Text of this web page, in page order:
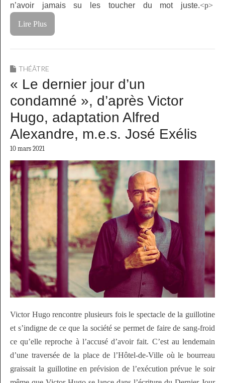
n’avoir jamais su les toucher du mot juste.<p>
Lire Plus
THÉÂTRE
« Le dernier jour d’un
condamné », d’après Victor
Hugo, adaptation Alfred
Alexandre, m.e.s. José Exélis
10 mars 2021
Victor Hugo rencontre plusieurs fois le spectacle de la guillotine
et s’indigne de ce que la société se permet de faire de sang-froid
ce qu’elle reproche à l’accusé d’avoir fait. C’est au lendemain
d’une traversée de la place de l’Hôtel-de-Ville où le bourreau
graissait la guillotine en prévision de l’exécution prévue le soir